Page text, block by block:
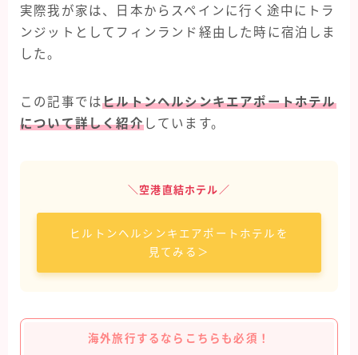
ハワイ旅行
フランス旅行
実際我が家は、日本からスペインに行く途中にトラ
ンジットとしてフィンランド経由した時に宿泊しま
した。
この記事ではヒルトンヘルシンキエアポートホテル
について詳しく紹介しています。
＼空港直結ホテル／
ヒルトンヘルシンキエアポートホテルを
見てみる＞
海外旅行するならこちらも必須！